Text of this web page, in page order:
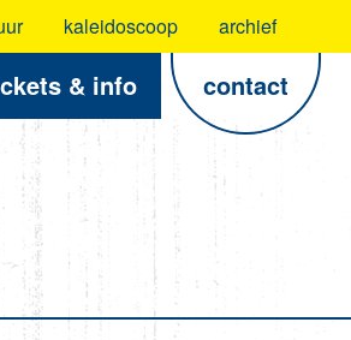
kaleidoscoop archief
& info contact